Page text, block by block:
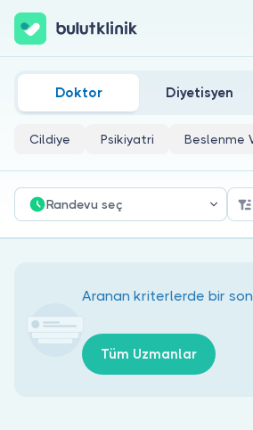
Hastalar için
Doktorlar için
Hemen Kaydol
Kilis Psikiyatri Doktorları
Doktor Diyetisyen
Cildiye Psikiyatri Beslenme
Randevu seç
Aranan kriterlerde bir
Tüm Uzmanlar